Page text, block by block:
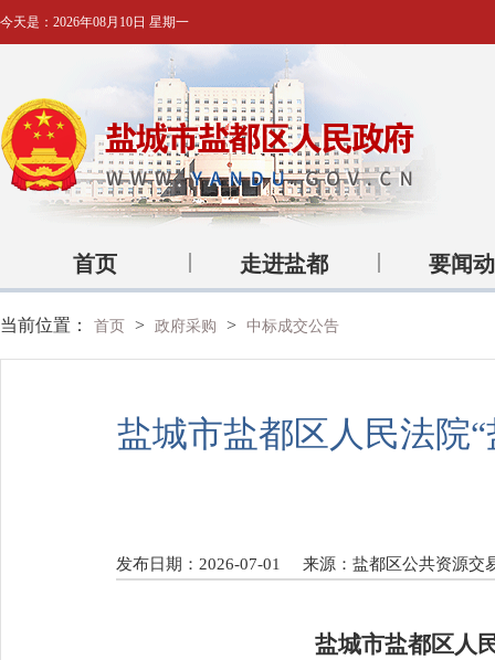
今天是： 2026年08月10日 星期一
首页 走进盐都 要闻
当前位置： 首页 > 政府采购 > 中标成交公告
盐城市盐都区人民法院
发布日期：2026-07-01 来源：盐都区公共资源交
盐城市盐都区人